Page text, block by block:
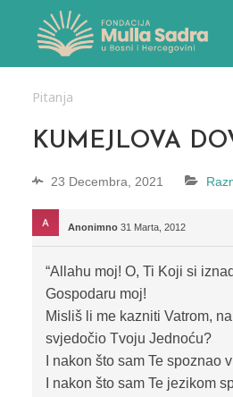
Pitanja
KUMEJLOVA
23 Decembra, 2021
Anonimno 31 Marta, 2012
“Allahu moj! O, Ti Koji si
Gospodaru moj!
Misliš li me kazniti Vatrom,
svjedočio Tvoju Jednoću?
I nakon što sam Te spoznao
I nakon što sam Te jezikom